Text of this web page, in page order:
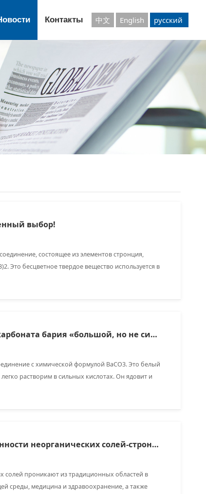
中文 English русский
Контакты
выбор!
состоящее из элементов стронция,
Это бесцветное твердое вещество используется в
Потенциал производства карбоната бария «большой, но не сильный», а рост потребления концентрируется на электронном карбонате бария.
с химической формулой BaCO3. Это белый
растворим в сильных кислотах. Он ядовит и
Анализ работы промышленности неорганических солей-стронциевых солей
солей проникают из традиционных областей в
среды, медицина и здравоохранение, а также